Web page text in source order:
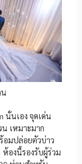
นั่นเอง จุดเด่น
เหมาะมาก
อมปล่อยตัวบ่าว
องนี้รองรับผู้ร่วม